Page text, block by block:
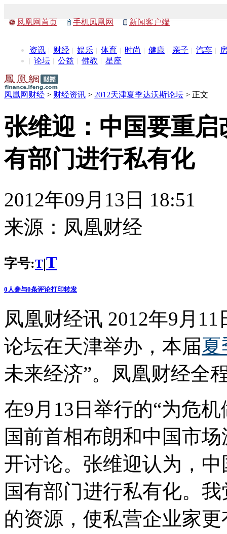
凤凰网首页 手机凤凰网 新闻客户端
资讯 财经 娱乐 体育 时尚 健康 亲子 汽车
论坛
公益 佛教 星座
凤凰网财经 > 财经资讯 > 2012天津夏季达沃斯论坛 > 正文
张维迎：中国要重启
有部门进行私有化
2012年09月13日 18:51
来源： 凤凰财经
字号:T|T
0 人参与0条评论打印转发
凤凰财经讯 2012年9月
论坛在天津举办，本届夏
未来经济”。凤凰财经全
在9月13日举行的“为危
国前首相布朗和中国市
开讨论。张维迎认为，
国有部门进行私有化。
的资源，使私营企业家